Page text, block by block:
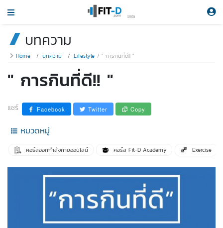
Beta
บทความ
Home บทความ Lifestyle " การกินที่ดี!! "
" การกินที่ดี!! "
แชร์ Facebook Twitter Copy
หมวดหมู่
คอร์สออกกำลังกายออนไลน์ คอร์ส Fit-D Academy Exercise